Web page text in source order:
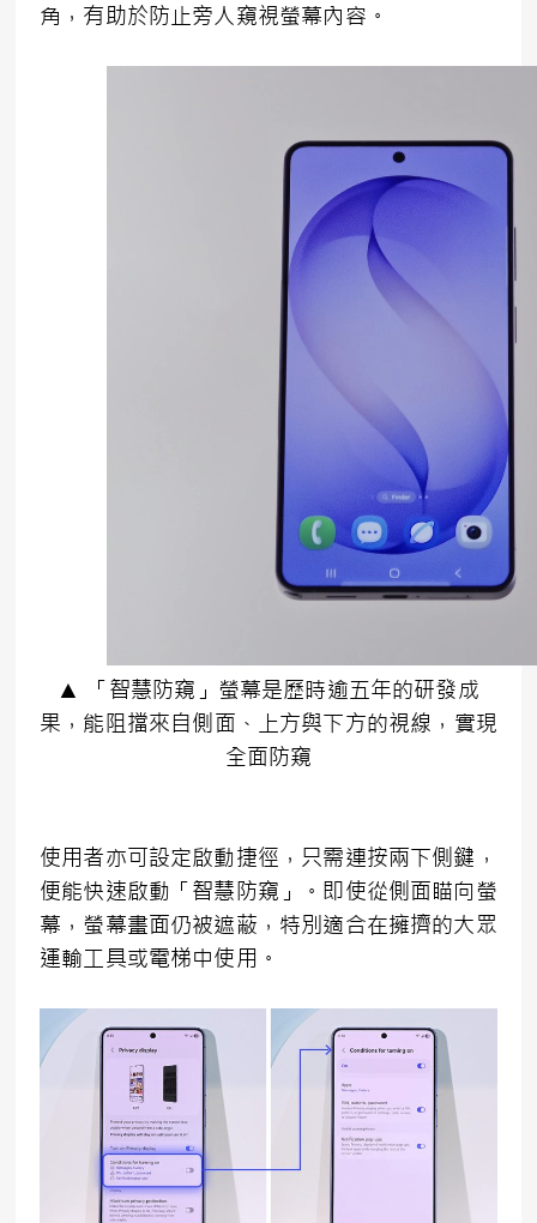
角，有助於防止旁人窺視螢幕內容。
▲ 「智慧防窺」螢幕是歷時逾五年的研發成
果，能阻擋來自側面、上方與下方的視線，實現
全面防窺
使用者亦可設定啟動捷徑，只需連按兩下側鍵，
便能快速啟動「智慧防窺」。即使從側面瞄向螢
幕，螢幕畫面仍被遮蔽，特別適合在擁擠的大眾
運輸工具或電梯中使用。